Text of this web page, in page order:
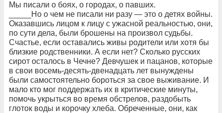
Мы писали о боях, о городах, о павших.
_____Но о чем не писали ни разу — это о детях войны.
Оказавшись лицом к лицу с ужасной реальностью, они,
по сути дела, были брошены на произвол судьбы.
Счастье, если оставались живы родители или хотя бы
близкие родственники. А если нет? Сколько русских
сирот осталось в Чечне? Девчушек и пацанов, которые
в свои восемь-десять-двенадцать лет вынуждены
были самостоятельно бороться за свое выживание. И
мало кто мог поддержать их в критические минуты,
помочь укрыться во время обстрелов, раздобыть
глоток воды и корочку хлеба. Обреченные, они, как